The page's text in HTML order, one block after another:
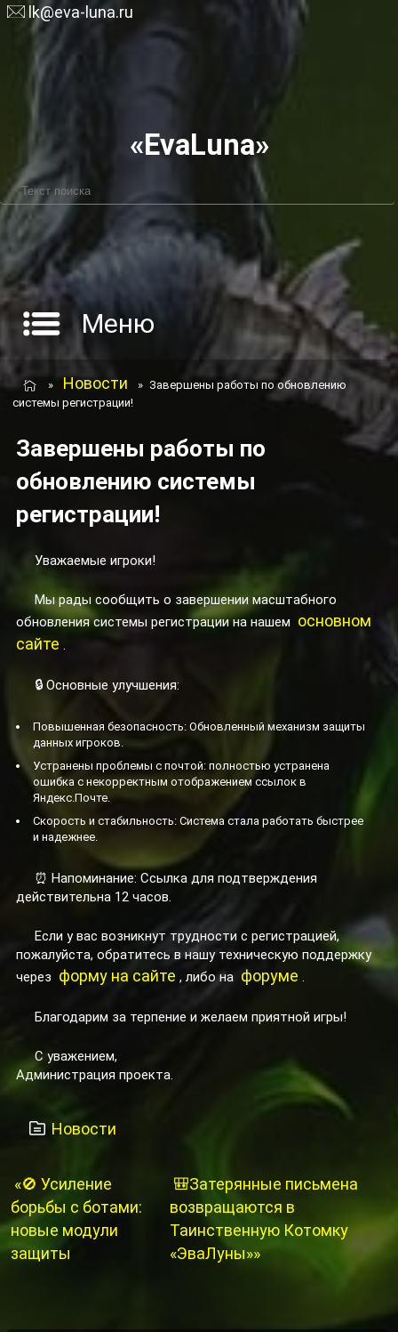
lk@eva-luna.ru
«EvaLuna»
Меню
» Новости » Завершены работы по обновлению
системы регистрации!
Завершены работы по
обновлению системы
регистрации!
Уважаемые игроки!
Мы рады сообщить о завершении масштабного
обновления системы регистрации на нашем основном
сайте .
🔒 Основные улучшения:
Повышенная безопасность: Обновленный механизм защиты
данных игроков.
Устранены проблемы с почтой: полностью устранена
ошибка с некорректным отображением ссылок в
Яндекс.Почте.
Скорость и стабильность: Система стала работать быстрее
и надежнее.
⏰ Напоминание: Ссылка для подтверждения
действительна 12 часов.
Если у вас возникнут трудности с регистрацией,
пожалуйста, обратитесь в нашу техническую поддержку
через форму на сайте , либо на форуме .
Благодарим за терпение и желаем приятной игры!
С уважением,
Администрация проекта.
Новости
«🚫 Усиление
борьбы с ботами:
новые модули
защиты
🎒Затерянные письмена
возвращаются в
Таинственную Котомку
«ЭваЛуны»»